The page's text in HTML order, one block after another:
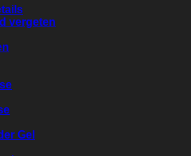
vergeten
Gel